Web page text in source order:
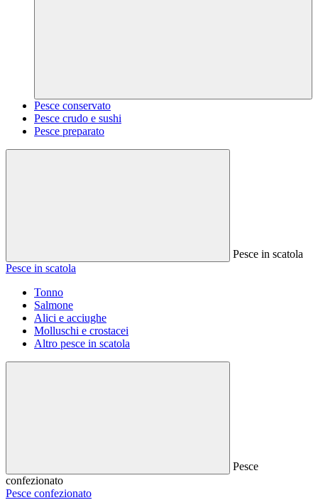
Pesce conservato
Pesce crudo e sushi
Pesce preparato
Pesce in scatola
Pesce in scatola
Tonno
Salmone
Alici e acciughe
Molluschi e crostacei
Altro pesce in scatola
Pesce
confezionato
Pesce confezionato